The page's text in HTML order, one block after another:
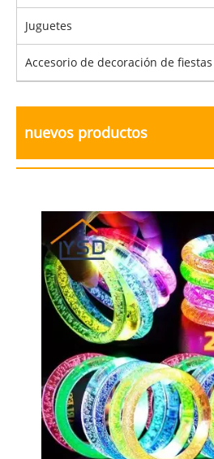
Juguetes
Accesorio de decoración de fiestas
nuevos productos